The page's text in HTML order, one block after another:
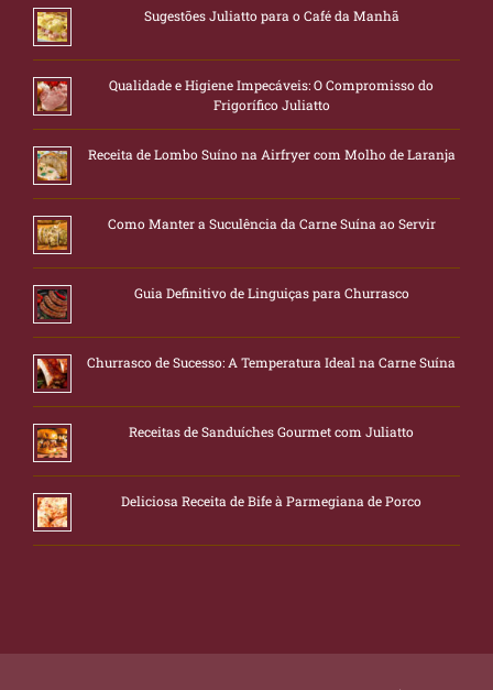
Sugestões Juliatto para o Café da Manhã
Qualidade e Higiene Impecáveis: O Compromisso do
Frigorífico Juliatto
Receita de Lombo Suíno na Airfryer com Molho de Laranja
Como Manter a Suculência da Carne Suína ao Servir
Guia Definitivo de Linguiças para Churrasco
Churrasco de Sucesso: A Temperatura Ideal na Carne Suína
Receitas de Sanduíches Gourmet com Juliatto
Deliciosa Receita de Bife à Parmegiana de Porco